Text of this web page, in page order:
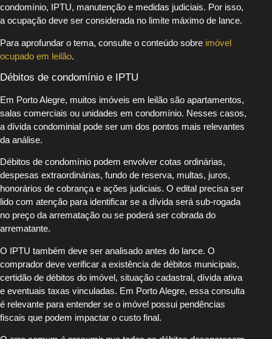
condomínio, IPTU, manutenção e medidas judiciais. Por isso,
a ocupação deve ser considerada no limite máximo de lance.
Para aprofundar o tema, consulte o conteúdo sobre imóvel
ocupado em leilão.
Débitos de condomínio e IPTU
Em Porto Alegre, muitos imóveis em leilão são apartamentos,
salas comerciais ou unidades em condomínio. Nesses casos,
a dívida condominial pode ser um dos pontos mais relevantes
da análise.
Débitos de condomínio podem envolver cotas ordinárias,
despesas extraordinárias, fundo de reserva, multas, juros,
honorários de cobrança e ações judiciais. O edital precisa ser
lido com atenção para identificar se a dívida será sub-rogada
no preço da arrematação ou se poderá ser cobrada do
arrematante.
O IPTU também deve ser analisado antes do lance. O
comprador deve verificar a existência de débitos municipais,
certidão de débitos do imóvel, situação cadastral, dívida ativa
e eventuais taxas vinculadas. Em Porto Alegre, essa consulta
é relevante para entender se o imóvel possui pendências
fiscais que podem impactar o custo final.